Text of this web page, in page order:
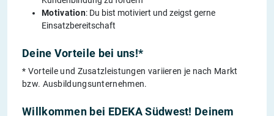
Motivation: Du bist motiviert und zeigst gerne
Einsatzbereitschaft
Deine Vorteile bei uns!*
* Vorteile und Zusatzleistungen variieren je nach Markt
bzw. Ausbildungsunternehmen.
Willkommen bei EDEKA Südwest! Deinem